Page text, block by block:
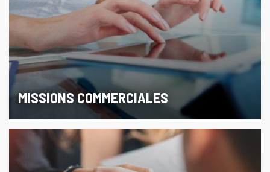
MISSIONS COMMERCIALES